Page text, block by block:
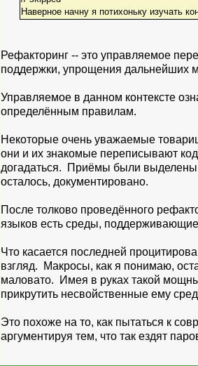
Наверное начну я потихоньку изучать
Рефакторинг -- это управляемое
поддержки, упрощения дальнейших
Управляемое в данном контексте
определённым правилам.
Некоторые очень уважаемые
они и их знакомые переписывают
догадаться. Приёмы были выделены
осталось, документировано.
После толково проведённого
языков есть среды,
Что касается последней
взгляд. Макросы, как я понимаю,
маловато. Имея в руках такой
прикрутить несвойственные ему
Это похоже на то, как пытаться к
аргументируя тем, что так ездят